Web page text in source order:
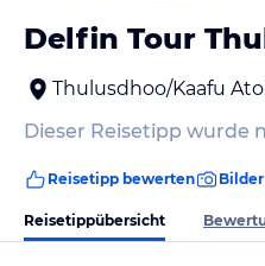
Delfin Tour
Thulusdhoo/Kaafu Atoll
Dieser Reisetipp wurde
Reisetipp bewerten
Reisetippübersicht